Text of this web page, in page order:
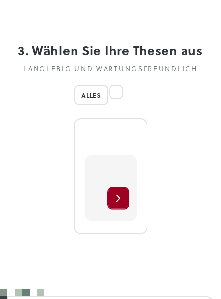
3. Wählen Sie Ihre Thesen aus
LANGLEBIG UND WARTUNGSFREUNDLICH
ALLES